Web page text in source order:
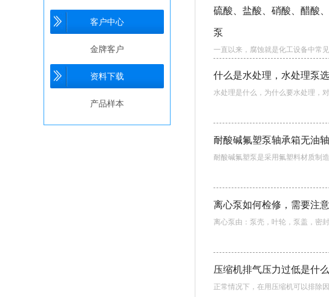
硫酸、盐酸、硝酸、醋酸
泵
一直以来，腐蚀就是化工设备中常
什么是水处理，水处理泵
水处理是什么，为什么要水处理，
耐酸碱氟塑泵轴承箱无油
耐酸碱氟塑泵是采用氟塑料材质制
离心泵如何检修，需要注
离心泵由：泵壳，叶轮，泵盖，密
压缩机排气压力过低是什
正常情况下，在用压缩机可以排除
客户中心
金牌客户
资料下载
产品样本